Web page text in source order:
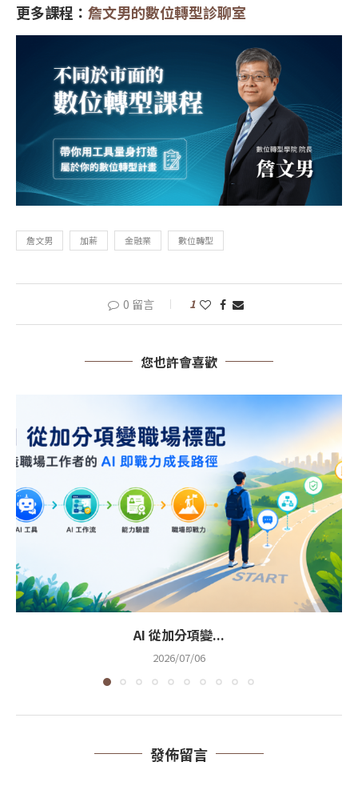
更多課程： 詹文男的數位轉型診聊室
詹文男 加薪 金融業 數位轉型
0 留言 1
您也許會喜歡
AI 從加分項變...
2026/07/06
發佈留言